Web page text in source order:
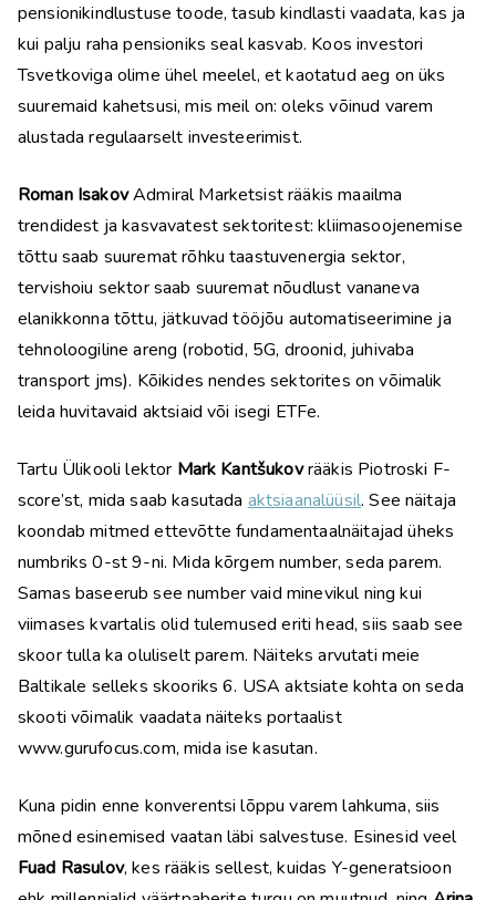
pensionikindlustuse toode, tasub kindlasti vaadata, kas ja
kui palju raha pensioniks seal kasvab. Koos investori
Tsvetkoviga olime ühel meelel, et kaotatud aeg on üks
suuremaid kahetsusi, mis meil on: oleks võinud varem
alustada regulaarselt investeerimist.
Roman IsakovAdmiral Marketsist rääkis maailma
trendidest ja kasvavatest sektoritest: kliimasoojenemise
tõttu saab suuremat rõhku taastuvenergia sektor,
tervishoiu sektor saab suuremat nõudlust vananeva
elanikkonna tõttu, jätkuvad tööjõu automatiseerimine ja
tehnoloogiline areng (robotid, 5G, droonid, juhivaba
transport jms). Kõikides nendes sektorites on võimalik
leida huvitavaid aktsiaid või isegi ETFe.
Tartu Ülikooli lektor Mark Kantšukovrääkis Piotroski F-
score’st, mida saab kasutada aktsiaanalüüsil. See näitaja
koondab mitmed ettevõtte fundamentaalnäitajad üheks
numbriks 0-st 9-ni. Mida kõrgem number, seda parem.
Samas baseerub see number vaid minevikul ning kui
viimases kvartalis olid tulemused eriti head, siis saab see
skoor tulla ka oluliselt parem. Näiteks arvutati meie
Baltikale selleks skooriks 6. USA aktsiate kohta on seda
skooti võimalik vaadata näiteks portaalist
www.gurufocus.com, mida ise kasutan.
Kuna pidin enne konverentsi lõppu varem lahkuma, siis
mõned esinemised vaatan läbi salvestuse. Esinesid veel
Fuad Rasulov, kes rääkis sellest, kuidas Y-generatsioon